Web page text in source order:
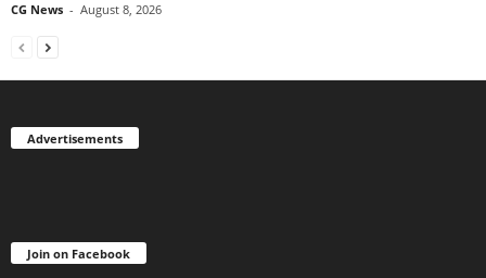
CG News - August 8, 2026
Advertisements
Join on Facebook